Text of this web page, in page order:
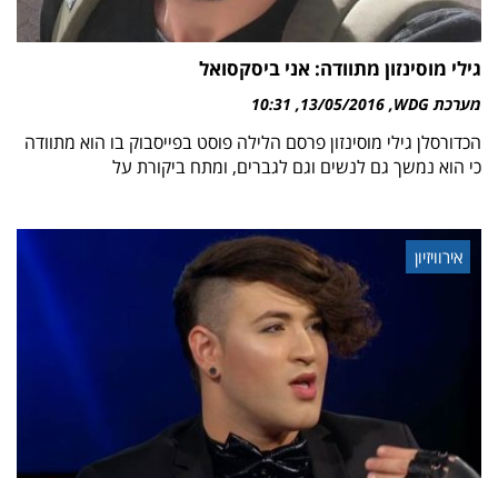
גילי מוסינזון מתוודה: אני ביסקסואל
מערכת WDG 13/05/2016
10:31
הכדורסלן גילי מוסינזון פרסם הלילה פוסט בפייסבוק בו הוא מתוודה
כי הוא נמשך גם לנשים וגם לגברים, ומתח ביקורת על
אירוויזיון